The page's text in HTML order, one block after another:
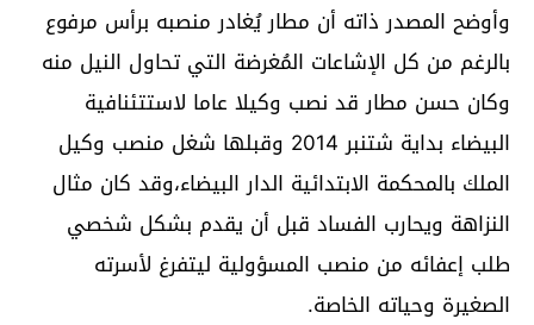
وأوضح المصدر ذاته أن مطار يُغادر منصبه برأس مرفوع
بالرغم من كل الإشاعات المُغرضة التي تحاول النيل منه
وكان حسن مطار قد نصب وكيلا عاما لاستتئنافية
البيضاء بداية شتنبر 2014 وقبلها شغل منصب وكيل
الملك بالمحكمة الابتدائية الدار البيضاء،وقد كان مثال
النزاهة ويحارب الفساد قبل أن يقدم بشكل شخصي
طلب إعفائه من منصب المسؤولية ليتفرغ لأسرته
الصغيرة وحياته الخاصة.